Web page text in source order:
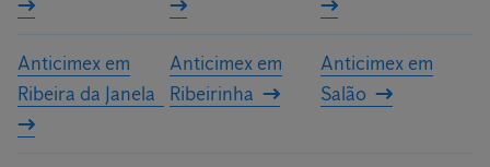
Anticimex em
Ribeira da Janela
Anticimex em
Ribeirinha
Anticimex em
Salão